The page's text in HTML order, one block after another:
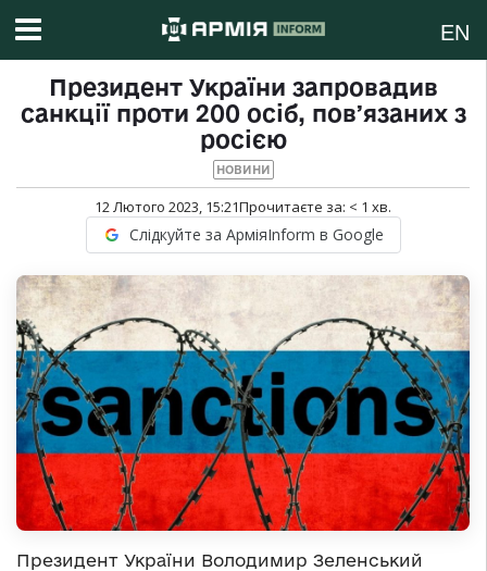
EN
Президент України запровадив
санкції проти 200 осіб, повʼязаних з
росією
НОВИНИ
12 Лютого 2023, 15:21Прочитаєте за: < 1 хв.
Слідкуйте за АрміяInform в Google
Президент України Володимир Зеленський